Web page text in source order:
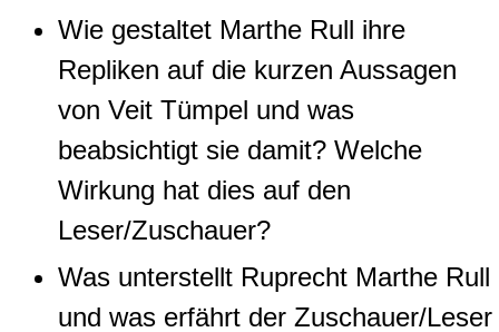
Wie gestaltet Marthe Rull ihre
Repliken auf die kurzen Aussagen
von Veit Tümpel und was
beabsichtigt sie damit? Welche
Wirkung hat dies auf den
Leser/Zuschauer?
Was unterstellt Ruprecht Marthe Rull
und was erfährt der Zuschauer/Leser